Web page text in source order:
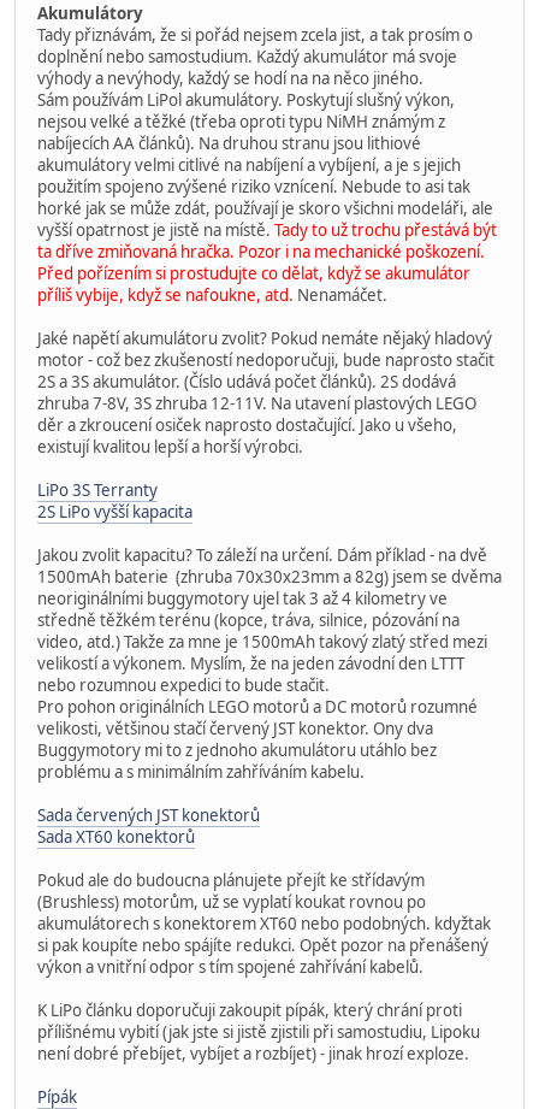
Akumulátory
Tady přiznávám, že si pořád nejsem zcela jist, a tak prosím o
doplnění nebo samostudium. Každý akumulátor má svoje
výhody a nevýhody, každý se hodí na na něco jiného.
Sám používám LiPol akumulátory. Poskytují slušný výkon,
nejsou velké a těžké (třeba oproti typu NiMH známým z
nabíjecích AA článků). Na druhou stranu jsou lithiové
akumulátory velmi citlivé na nabíjení a vybíjení, a je s jejich
použitím spojeno zvýšené riziko vznícení. Nebude to asi tak
horké jak se může zdát, používají je skoro všichni modeláři, ale
vyšší opatrnost je jistě na místě. Tady to už trochu přestává být
ta dříve zmiňovaná hračka. Pozor i na mechanické poškození.
Před pořízením si prostudujte co dělat, když se akumulátor
příliš vybije, když se nafoukne, atd. Nenamáčet.
Jaké napětí akumulátoru zvolit? Pokud nemáte nějaký hladový
motor - což bez zkušeností nedoporučuji, bude naprosto stačit
2S a 3S akumulátor. (Číslo udává počet článků). 2S dodává
zhruba 7-8V, 3S zhruba 12-11V. Na utavení plastových LEGO
děr a zkroucení osiček naprosto dostačující. Jako u všeho,
existují kvalitou lepší a horší výrobci.
LiPo 3S Terranty
2S LiPo vyšší kapacita
Jakou zvolit kapacitu? To záleží na určení. Dám příklad - na dvě
1500mAh baterie (zhruba 70x30x23mm a 82g) jsem se dvěma
neoriginálními buggymotory ujel tak 3 až 4 kilometry ve
středně těžkém terénu (kopce, tráva, silnice, pózování na
video, atd.) Takže za mne je 1500mAh takový zlatý střed mezi
velikostí a výkonem. Myslím, že na jeden závodní den LTTT
nebo rozumnou expedici to bude stačit.
Pro pohon originálních LEGO motorů a DC motorů rozumné
velikosti, většinou stačí červený JST konektor. Ony dva
Buggymotory mi to z jednoho akumulátoru utáhlo bez
problému a s minimálním zahříváním kabelu.
Sada červených JST konektorů
Sada XT60 konektorů
Pokud ale do budoucna plánujete přejít ke střídavým
(Brushless) motorům, už se vyplatí koukat rovnou po
akumulátorech s konektorem XT60 nebo podobných. kdyžtak
si pak koupíte nebo spájíte redukci. Opět pozor na přenášený
výkon a vnitřní odpor s tím spojené zahřívání kabelů.
K LiPo článku doporučuji zakoupit pípák, který chrání proti
přílišnému vybití (jak jste si jistě zjistili při samostudiu, Lipoku
není dobré přebíjet, vybíjet a rozbíjet) - jinak hrozí exploze.
Pípák